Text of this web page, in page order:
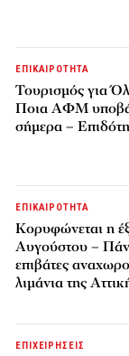
ΕΠΙΚΑΙΡΟΤΗΤΑ
Τουρισμός για
Ποια ΑΦΜ
σήμερα –
ΕΠΙΚΑΙΡΟΤΗΤΑ
Κορυφώνεται η
Αυγούστου –
επιβάτες
λιμάνια της
ΕΠΙΧΕΙΡΗΣΕΙΣ